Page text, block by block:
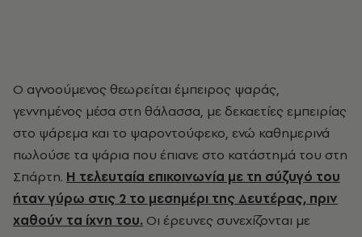
Ο αγνοούμενος θεωρείται έμπειρος ψαράς,
γεννημένος μέσα στη θάλασσα, με δεκαετίες εμπειρίας
στο ψάρεμα και το ψαροντούφεκο, ενώ καθημερινά
πωλούσε τα ψάρια που έπιανε στο κατάστημά του στη
Σπάρτη. Η τελευταία επικοινωνία με τη σύζυγό του
ήταν γύρω στις 2 το μεσημέρι της Δευτέρας, πριν
χαθούν τα ίχνη του. Οι έρευνες συνεχίζονται με